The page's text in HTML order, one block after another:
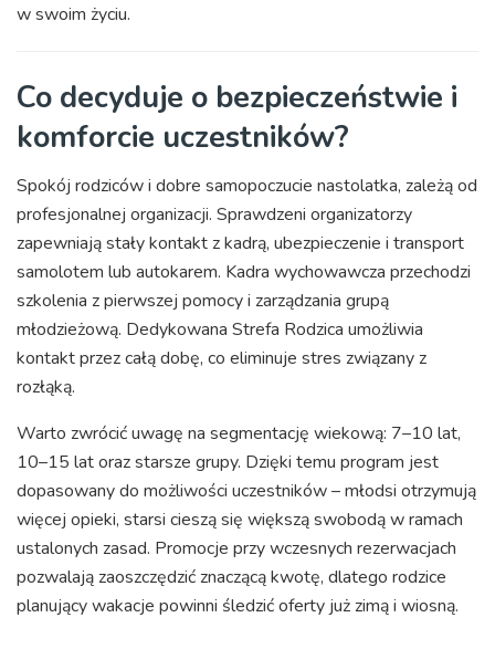
w swoim życiu.
Co decyduje o bezpieczeństwie i
komforcie uczestników?
Spokój rodziców i dobre samopoczucie nastolatka, zależą od
profesjonalnej organizacji. Sprawdzeni organizatorzy
zapewniają stały kontakt z kadrą, ubezpieczenie i transport
samolotem lub autokarem. Kadra wychowawcza przechodzi
szkolenia z pierwszej pomocy i zarządzania grupą
młodzieżową. Dedykowana Strefa Rodzica umożliwia
kontakt przez całą dobę, co eliminuje stres związany z
rozłąką.
Warto zwrócić uwagę na segmentację wiekową: 7–10 lat,
10–15 lat oraz starsze grupy. Dzięki temu program jest
dopasowany do możliwości uczestników – młodsi otrzymują
więcej opieki, starsi cieszą się większą swobodą w ramach
ustalonych zasad. Promocje przy wczesnych rezerwacjach
pozwalają zaoszczędzić znaczącą kwotę, dlatego rodzice
planujący wakacje powinni śledzić oferty już zimą i wiosną.